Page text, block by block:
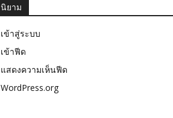
นิยาม
เข้าสู่ระบบ
เข้าฟีด
แสดงความเห็นฟีด
WordPress.org